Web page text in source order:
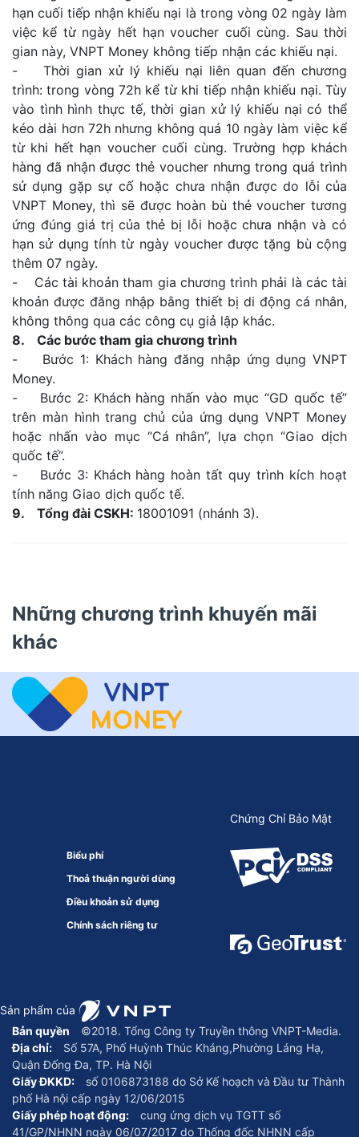
hạn cuối tiếp nhận khiếu nại là trong vòng 02 ngày làm
việc kể từ ngày hết hạn voucher cuối cùng. Sau thời
gian này, VNPT Money không tiếp nhận các khiếu nại.
- Thời gian xử lý khiếu nại liên quan đến chương
trình: trong vòng 72h kể từ khi tiếp nhận khiếu nại. Tùy
vào tình hình thực tế, thời gian xử lý khiếu nại có thể
kéo dài hơn 72h nhưng không quá 10 ngày làm việc kể
từ khi hết hạn voucher cuối cùng. Trường hợp khách
hàng đã nhận được thẻ voucher nhưng trong quá trình
sử dụng gặp sự cố hoặc chưa nhận được do lỗi của
VNPT Money, thì sẽ được hoàn bù thẻ voucher tương
ứng đúng giá trị của thẻ bị lỗi hoặc chưa nhận và có
hạn sử dụng tính từ ngày voucher được tặng bù cộng
thêm 07 ngày.
- Các tài khoản tham gia chương trình phải là các tài
khoản được đăng nhập bằng thiết bị di động cá nhân,
không thông qua các công cụ giả lập khác.
8. Các bước tham gia chương trình
- Bước 1: Khách hàng đăng nhập ứng dụng VNPT
Money.
- Bước 2: Khách hàng nhấn vào mục “GD quốc tế”
trên màn hình trang chủ của ứng dụng VNPT Money
hoặc nhấn vào mục “Cá nhân”, lựa chọn “Giao dịch
quốc tế”.
- Bước 3: Khách hàng hoàn tất quy trình kích hoạt
tính năng Giao dịch quốc tế.
9. Tổng đài CSKH: 18001091 (nhánh 3).
Những chương trình khuyến mãi
khác
Bản quyền
©2018. Tổng Công ty Truyền thông VNPT-Media.
Địa chỉ:
Số 57A, Phố Huỳnh Thúc Kháng,Phường Láng Hạ,
Quận Đống Đa, TP. Hà Nội
Giấy ĐKKD:
số 0106873188 do Sở Kế hoạch và Đầu tư Thành
phố Hà nội cấp ngày 12/06/2015
Giấy phép hoạt động:
cung ứng dịch vụ TGTT số
41/GP/NHNN ngày 06/07/2017 do Thống đốc NHNN cấp
Biểu phí
Thoả thuận người dùng
Điều khoản sử dụng
Chính sách riêng tư
Chứng Chỉ Bảo Mật
Sản phẩm của